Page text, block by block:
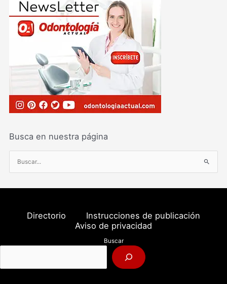
Busca en nuestra página
u
s
o
:
Directorio
Instrucciones de publicación
Aviso de privacidad
Buscar